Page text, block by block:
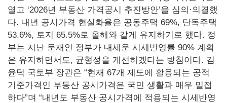
열고 ‘2026년 부동산 가격공시 추진방안’을 심의·의결했
다. 내년 공시가격 현실화율은 공동주택 69%, 단독주택
53.6%, 토지 65.5%로 올해와 같게 유지하기로 했다. 정
부는 지난 문재인 정부가 내세운 시세반영률 90% 계획
은 유지하면서도, 균형성을 개선하겠다는 방침이다. 김
윤덕 국토부 장관은 “현재 67개 제도에 활용되는 공적
기준가격인 부동산 공시가격은 국민 생활과 매우 밀접
하다”며 “내년도 부동산 공시가격에 적용되는 시세반영